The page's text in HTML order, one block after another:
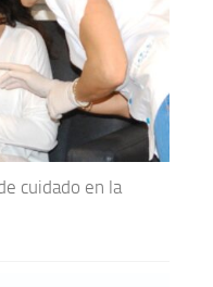
cuidado en la